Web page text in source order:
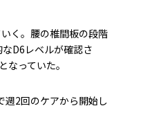
く。腰の椎間板の段階
D6レベルが確認さ
となっていた。
2回のケアから開始し